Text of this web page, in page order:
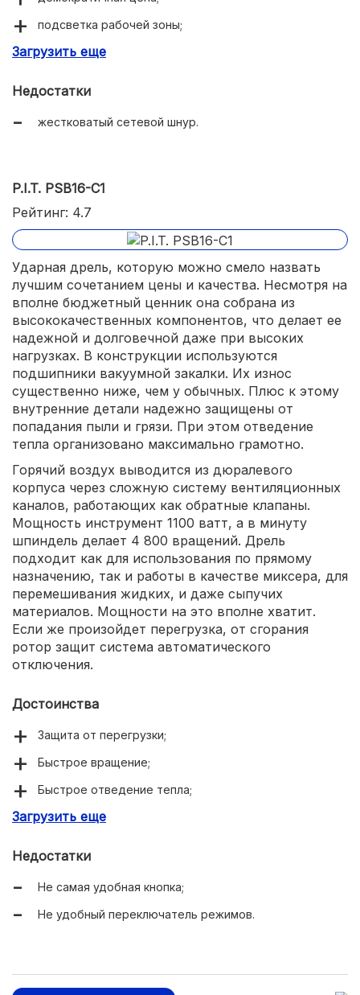
подсветка рабочей зоны;
качественные комплектующие.
Загрузить еще
Недостатки
жестковатый сетевой шнур.
P.I.T. PSB16-C1
Рейтинг: 4.7
Ударная дрель, которую можно смело назвать
лучшим сочетанием цены и качества. Несмотря на
вполне бюджетный ценник она собрана из
высококачественных компонентов, что делает ее
надежной и долговечной даже при высоких
нагрузках. В конструкции используются
подшипники вакуумной закалки. Их износ
существенно ниже, чем у обычных. Плюс к этому
внутренние детали надежно защищены от
попадания пыли и грязи. При этом отведение
тепла организовано максимально грамотно.
Горячий воздух выводится из дюралевого
корпуса через сложную систему вентиляционных
каналов, работающих как обратные клапаны.
Мощность инструмент 1100 ватт, а в минуту
шпиндель делает 4 800 вращений. Дрель
подходит как для использования по прямому
назначению, так и работы в качестве миксера, для
перемешивания жидких, и даже сыпучих
материалов. Мощности на это вполне хватит.
Если же произойдет перегрузка, от сгорания
ротор защит система автоматического
отключения.
Достоинства
Защита от перегрузки;
Быстрое вращение;
Быстрое отведение тепла;
Защита от попадания внутрь пыли;
Загрузить еще
Недостатки
Не самая удобная кнопка;
Не удобный переключатель режимов.